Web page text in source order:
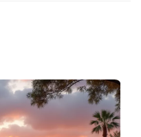
Un nuevo broker